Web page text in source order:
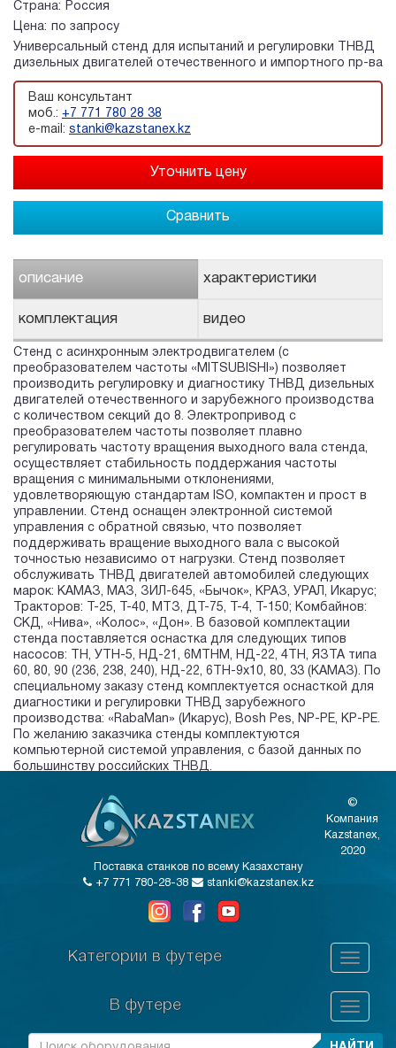
Страна:
Россия
Цена:
по запросу
Универсальный стенд для испытаний и регулировки ТНВД
дизельных двигателей отечественного и импортного пр-ва
Ваш консультант
моб.: +7 771 780 28 38
e-mail: stanki@kazstanex.kz
Сравнить
описание характеристики
комплектация видео
Стенд с асинхронным электродвигателем (с
преобразователем частоты «MITSUBISHI») позволяет
производить регулировку и диагностику ТНВД дизельных
двигателей отечественного и зарубежного производства
с количеством секций до 8. Электропривод с
преобразователем частоты позволяет плавно
регулировать частоту вращения выходного вала стенда,
осуществляет стабильность поддержания частоты
вращения с минимальными отклонениями,
удовлетворяющую стандартам ISO, компактен и прост в
управлении. Стенд оснащен электронной системой
управления с обратной связью, что позволяет
поддерживать вращение выходного вала с высокой
точностью независимо от нагрузки. Стенд позволяет
обслуживать ТНВД двигателей автомобилей следующих
марок: КАМАЗ, МАЗ, ЗИЛ-645, «Бычок», КРАЗ, УРАЛ, Икарус;
Тракторов: Т-25, Т-40, МТЗ, ДТ-75, Т-4, Т-150; Комбайнов:
СКД, «Нива», «Колос», «Дон». В базовой комплектации
стенда поставляется оснастка для следующих типов
насосов: ТН, УТН-5, НД-21, 6МТНМ, НД-22, 4ТН, ЯЗТА типа
60, 80, 90 (236, 238, 240), НД-22, 6ТН-9х10, 80, 33 (КАМАЗ). По
специальному заказу стенд комплектуется оснасткой для
диагностики и регулировки ТНВД зарубежного
производства: «RabaMan» (Икарус), Bosh Pes, NP-PE, KP-PE.
По желанию заказчика стенды комплектуются
компьютерной системой управления, с базой данных по
большинству российских ТНВД.
©
Компания
Kazstanex,
2020
Поставка станков по всему Казахстану
+7 771 780-28-38
stanki@kazstanex.kz
Категории в футере
В футере